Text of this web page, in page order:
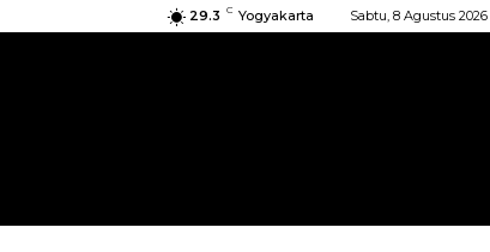
29.3 C Yogyakarta Sabtu, 8 Agustus 2026